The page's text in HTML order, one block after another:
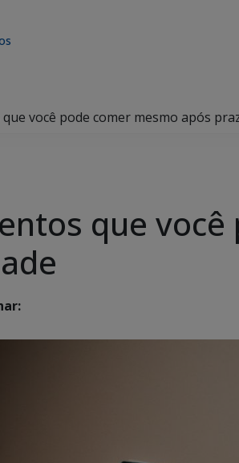
você pode comer mesmo após
que